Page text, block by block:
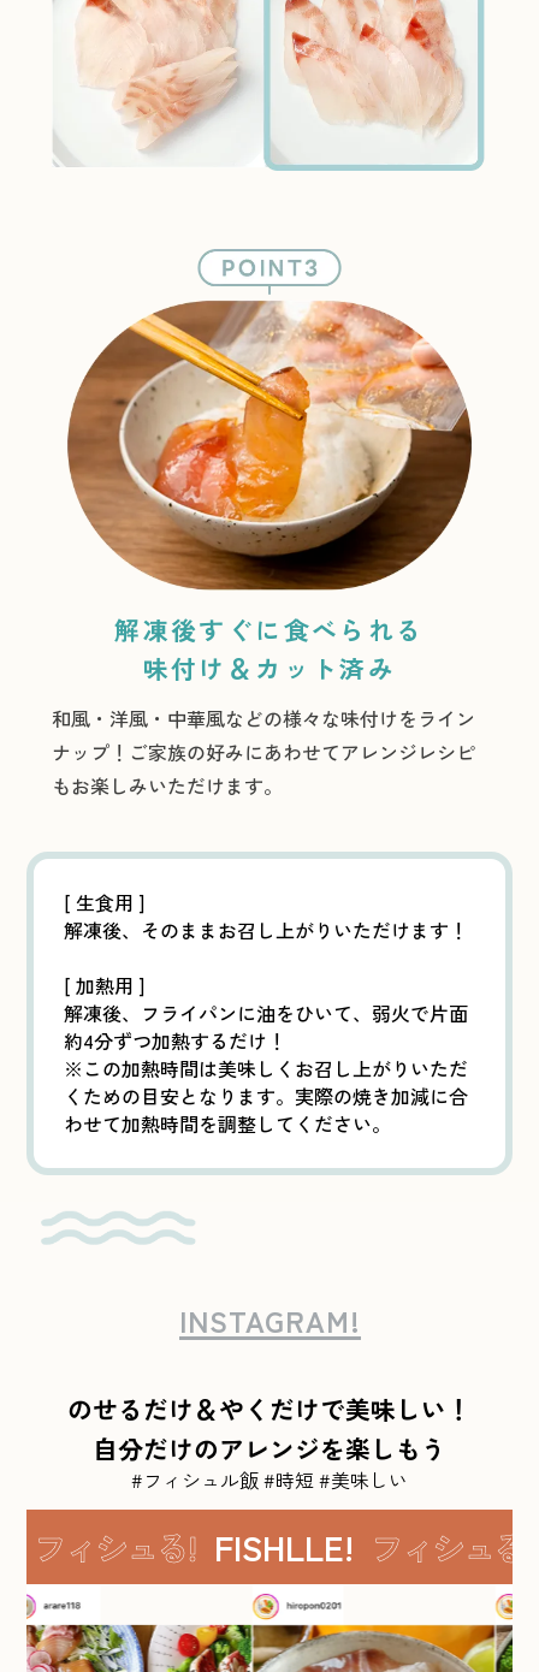
解凍後すぐに食べられる
味付け＆カット済み
和風・洋風・中華風などの様々な味付けをライン
ナップ！ご家族の好みにあわせてアレンジレシピ
もお楽しみいただけます。
[ 生食用 ]
解凍後、そのままお召し上がりいただけます！
[ 加熱用 ]
解凍後、フライパンに油をひいて、弱火で片面
約4分ずつ加熱するだけ！
※この加熱時間は美味しくお召し上がりいただ
くための目安となります。実際の焼き加減に合
わせて加熱時間を調整してください。
INSTAGRAM!
のせるだけ＆やくだけで美味しい！
自分だけのアレンジを楽しもう
#フィシュル飯 #時短 #美味しい
フィシュる! FISHLLE! フィシュる!